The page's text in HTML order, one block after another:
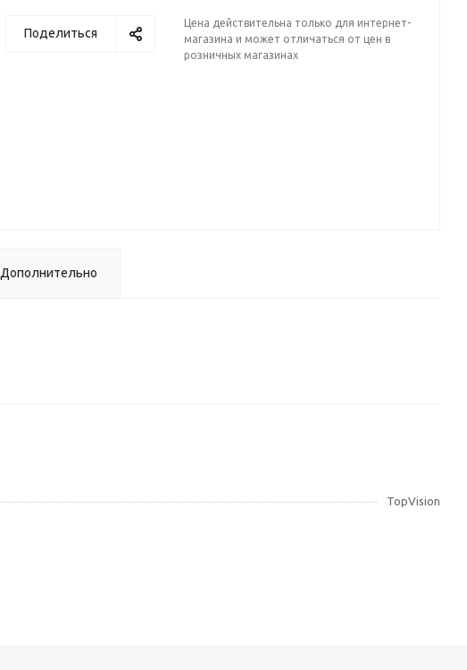
Поделиться
Цена действительна только для интернет-
магазина и может отличаться от цен в
розничных магазинах
Дополнительно
TopVision